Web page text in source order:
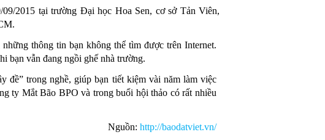
2015 tại trường Đại học Hoa Sen, cơ sở Tản Viên,
thông tin bạn không thể tìm được trên Internet.
bạn vẫn đang ngồi ghế nhà trường.
đề” trong nghề, giúp bạn tiết kiệm vài năm làm việc
ty Mắt Bão BPO và trong buổi hội thảo có rất nhiều
Nguồn: http://baodatviet.vn/